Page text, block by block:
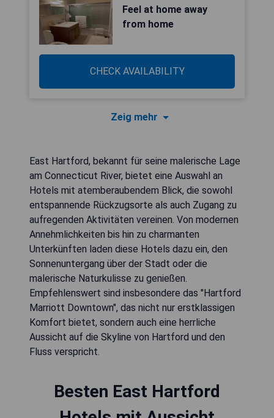
Feel at home away
from home
CHECK AVAILABILITY
Zeig mehr
East Hartford, bekannt für seine malerische Lage
am Connecticut River, bietet eine Auswahl an
Hotels mit atemberaubendem Blick, die sowohl
entspannende Rückzugsorte als auch Zugang zu
aufregenden Aktivitäten vereinen. Von modernen
Annehmlichkeiten bis hin zu charmanten
Unterkünften laden diese Hotels dazu ein, den
Sonnenuntergang über der Stadt oder die
malerische Naturkulisse zu genießen.
Empfehlenswert sind insbesondere das "Hartford
Marriott Downtown", das nicht nur erstklassigen
Komfort bietet, sondern auch eine herrliche
Aussicht auf die Skyline von Hartford und den
Fluss verspricht.
Besten East Hartford